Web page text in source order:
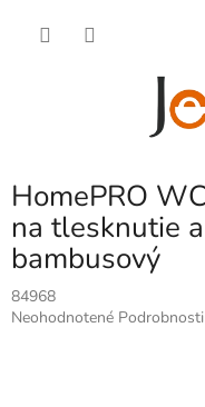
HomePRO
na tlesknutie
bambusový
84968
Priemerné
Neohodnotené